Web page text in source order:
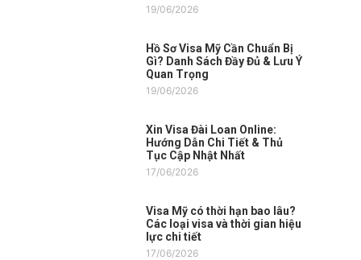
19/06/2026
Hồ Sơ Visa Mỹ Cần Chuẩn Bị
Gì? Danh Sách Đầy Đủ & Lưu Ý
Quan Trọng
19/06/2026
Xin Visa Đài Loan Online:
Hướng Dẫn Chi Tiết & Thủ
Tục Cập Nhật Nhất
17/06/2026
Visa Mỹ có thời hạn bao lâu?
Các loại visa và thời gian hiệu
lực chi tiết
17/06/2026